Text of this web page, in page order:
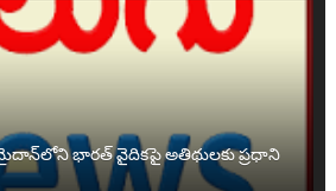
మైదాన్‌లోని భారత్ వైదికపై అతిథులకు ప్రధాని